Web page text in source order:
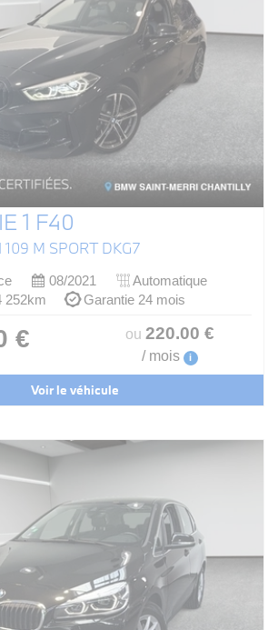
1 F40
109 M SPORT DKG7
08/2021
Automatique
252km
Garantie 24 mois
€ ou 220.00 €
/ mois i
Voir le véhicule